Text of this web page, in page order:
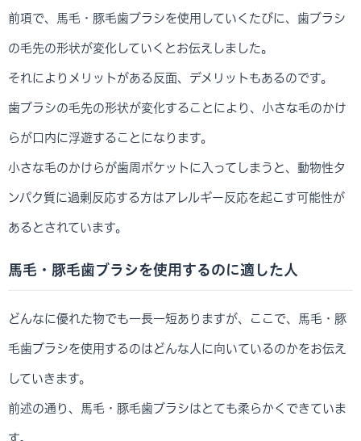
前項で、馬毛・豚毛歯ブラシを使用していくたびに、歯ブラシ
の毛先の形状が変化していくとお伝えしました。
それによりメリットがある反面、デメリットもあるのです。
歯ブラシの毛先の形状が変化することにより、小さな毛のかけ
らが口内に浮遊することになります。
小さな毛のかけらが歯周ポケットに入ってしまうと、動物性タ
ンパク質に過剰反応する方はアレルギー反応を起こす可能性が
あるとされています。
馬毛・豚毛歯ブラシを使用するのに適した人
どんなに優れた物でも一長一短ありますが、ここで、馬毛・豚
毛歯ブラシを使用するのはどんな人に向いているのかをお伝え
していきます。
前述の通り、馬毛・豚毛歯ブラシはとても柔らかくできていま
す。